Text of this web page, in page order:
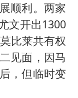
顺利。两家
文开出1300
比莱共有权
见面，因马
，但临时变